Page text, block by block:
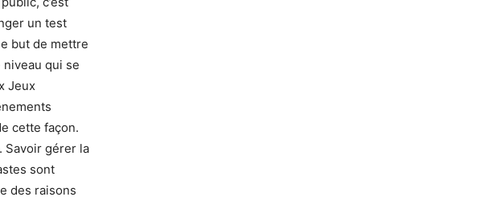
un test
but de mettre
qui se
Jeux
cette façon.
Savoir gérer la
sont
des raisons